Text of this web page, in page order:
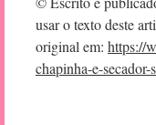
usar o texto deste
original em: https://
chapinha-e-